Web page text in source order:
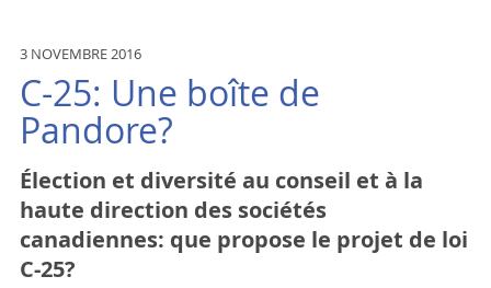
3 NOVEMBRE 2016
C-25: Une boîte de
Pandore?
Élection et diversité au conseil et à la
haute direction des sociétés
canadiennes: que propose le projet de loi
C-25?